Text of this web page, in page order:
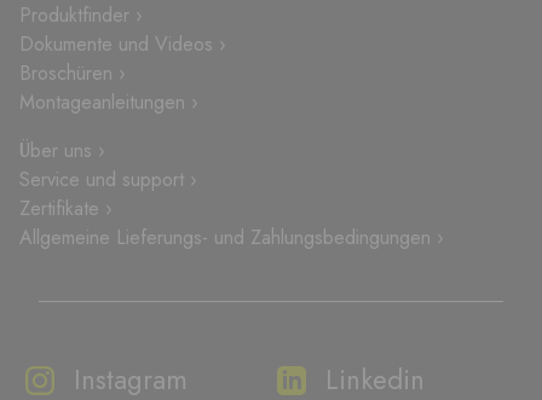
Produktfinder ›
Dokumente und Videos ›
Broschüren ›
Montageanleitungen ›
Über uns ›
Service und support ›
Zertifikate ›
Allgemeine Lieferungs- und Zahlungsbedingungen ›
Instagram Linkedin